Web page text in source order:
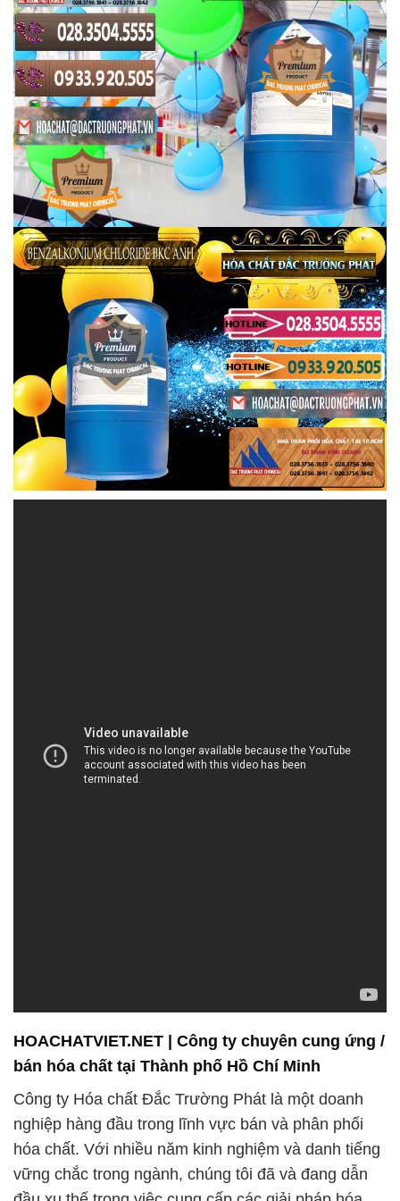
HOACHATVIET.NET | Công ty chuyên cung ứng /
bán hóa chất tại Thành phố Hồ Chí Minh
Công ty Hóa chất Đắc Trường Phát là một doanh
nghiệp hàng đầu trong lĩnh vực bán và phân phối
hóa chất. Với nhiều năm kinh nghiệm và danh tiếng
vững chắc trong ngành, chúng tôi đã và đang dẫn